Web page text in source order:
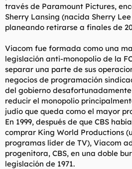
través de Paramount Pictures,
Sherry Lansing (nacida Sherry
planeando retirarse a finales de
Viacom fue formada como una
legislación anti-monopolio de la
separar una parte de sus
negocios de programación
del gobierno
reducir el monopolio
judío que queda como el mayor
En 1999, después de que CBS
comprar King World Productions
programas líder de TV), Viacom
progenitora, CBS, en una doble
legislación de 1971.